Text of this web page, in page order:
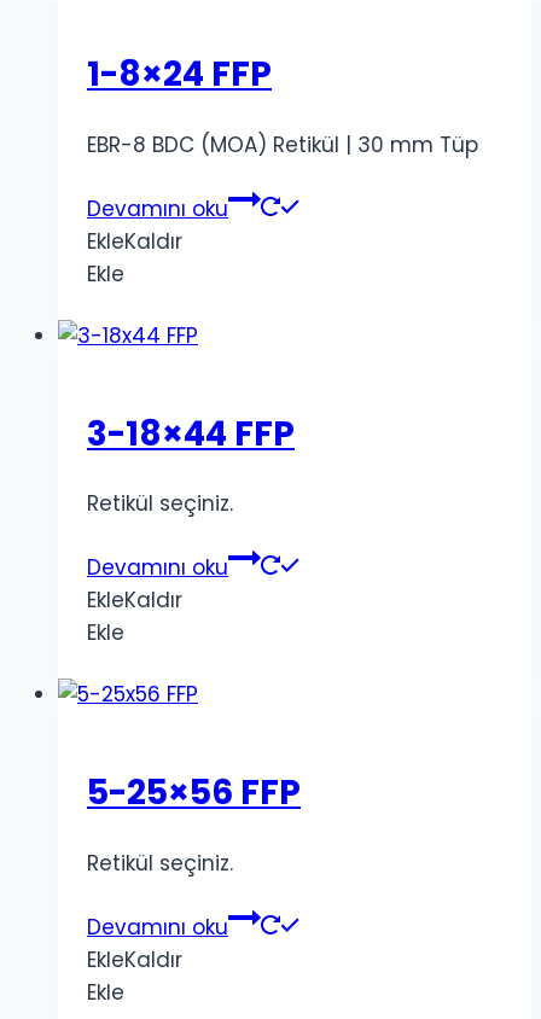
1-8×24 FFP
EBR-8 BDC (MOA) Retikül | 30 mm Tüp
Devamını oku
EkleKaldır
Ekle
3-18×44 FFP
Retikül seçiniz.
Devamını oku
EkleKaldır
Ekle
5-25×56 FFP
Retikül seçiniz.
Devamını oku
EkleKaldır
Ekle